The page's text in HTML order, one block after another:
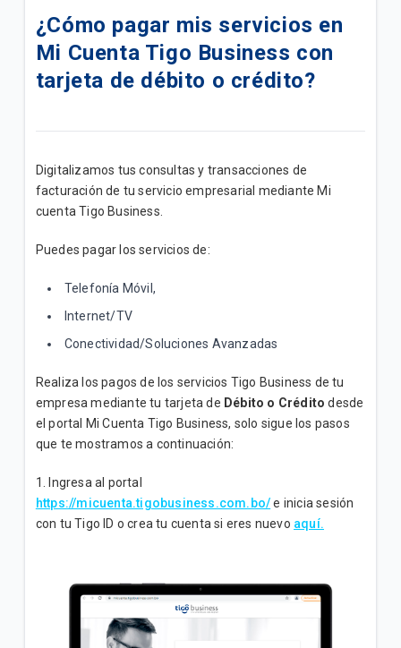
Actualizamos su plan Internet + TV Lite | B2B
Actualizamos su plan Internet Lite+ | B2B
Un canal de atención exclusivo para impulsar tu
negocio
¡Mejoramos su Plan Empresa Medio ahora tiene
mayor velocidad!
Conozca los Planes Bolsas Ilimitadas B2B
Incrementamos la velocidad de su plan Empresa
Inicial sin costo adicional
VER MÁS
¿Cómo pagar mis servicios en
Mi Cuenta Tigo Business con
tarjeta de débito o crédito?
Digitalizamos tus consultas y transacciones de
facturación de tu servicio empresarial mediante Mi
cuenta Tigo Business.
Puedes pagar los servicios de:
Telefonía Móvil,
Internet/TV
Conectividad/Soluciones Avanzadas
Realiza los pagos de los servicios Tigo Business de tu
empresa mediante tu tarjeta de Débito o Crédito desde
el portal Mi Cuenta Tigo Business, solo sigue los pasos
que te mostramos a continuación:
1. Ingresa al portal
https://micuenta.tigobusiness.com.bo/e inicia sesión
con tu Tigo ID o crea tu cuenta si eres nuevo aquí.